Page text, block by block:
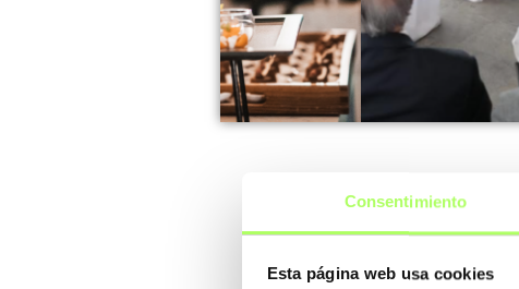
Consentimiento
Esta página web usa cookies